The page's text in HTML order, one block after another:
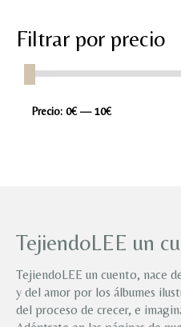
Filtrar por precio
Precio
Precio
Precio: 0€ —10€
TejiendoLEE un
TejiendoLEE un cuento, nace
y del amor por los álbumes
del proceso de crecer, e